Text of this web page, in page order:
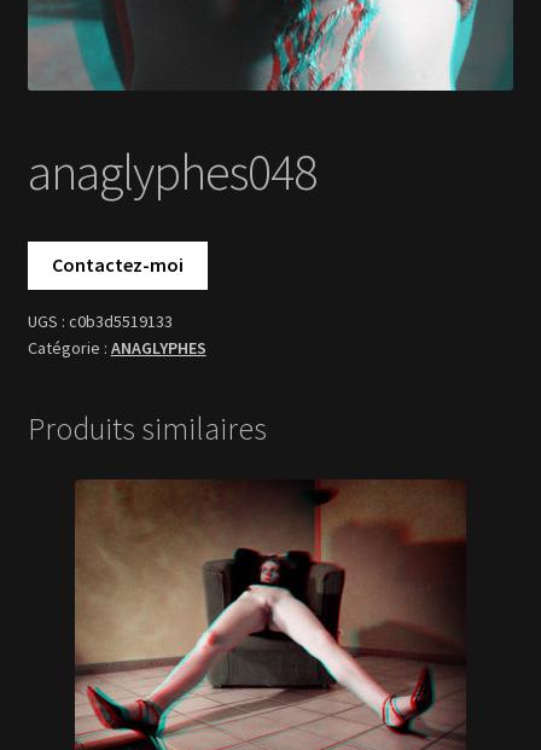
c0b3d5519133
ANAGLYPHES
Produits similaires